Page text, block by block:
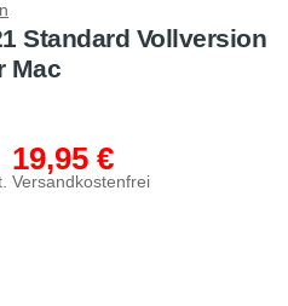
Standard Vollversion
Mac
Ursprünglicher
Preis
19,95 €Aktueller
Preis
Versandkostenfrei